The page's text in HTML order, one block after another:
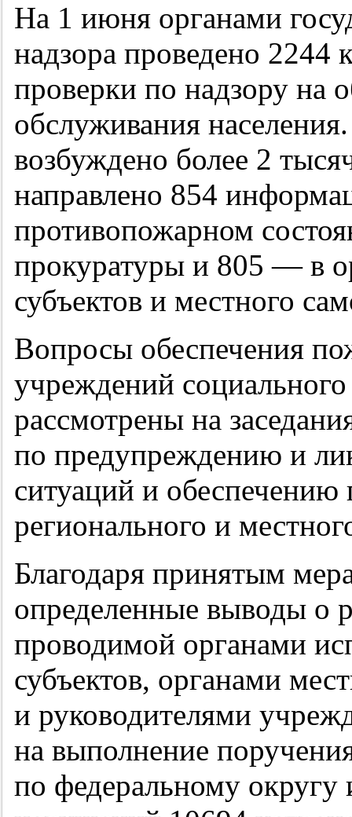
На 1 июня органами
надзора проведено 2244
проверки по надзору на
обслуживания
возбуждено более 2
направлено 854
противопожарном
прокуратуры и 805 — в
субъектов и местного
Вопросы обеспечения
учреждений
рассмотрены на
по предупреждению и
ситуаций и обеспечению
регионального и
Благодаря принятым
определенные выводы о
проводимой органами
субъектов, органами
и руководителями
на выполнение
по федеральному